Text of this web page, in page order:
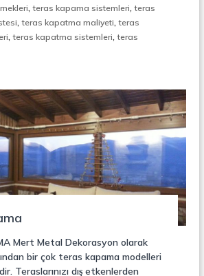
,
M
l
S
e
p
e
r
t
ö
,teras kapama sistemleri,teras
,teras kapatma maliyeti,teras
,teras kapatma sistemleri,teras
Mert Metal Dekorasyon olarak
bir çok teras kapama modelleri
Teraslarınızı dış etkenlerden